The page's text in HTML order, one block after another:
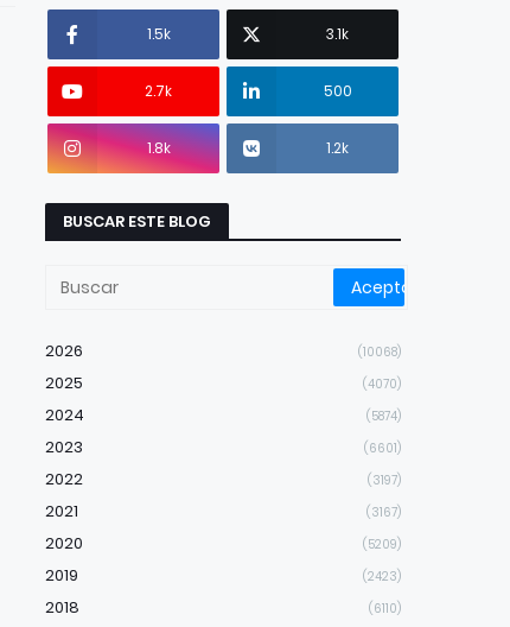
1.5k 3.1k
2.7k 500
1.8k 1.2k
BUSCAR ESTE BLOG
2026 (10068)
2025 (4070)
2024 (5874)
2023 (6601)
2022 (3197)
2021 (3167)
2020 (5209)
2019 (2423)
2018 (6110)